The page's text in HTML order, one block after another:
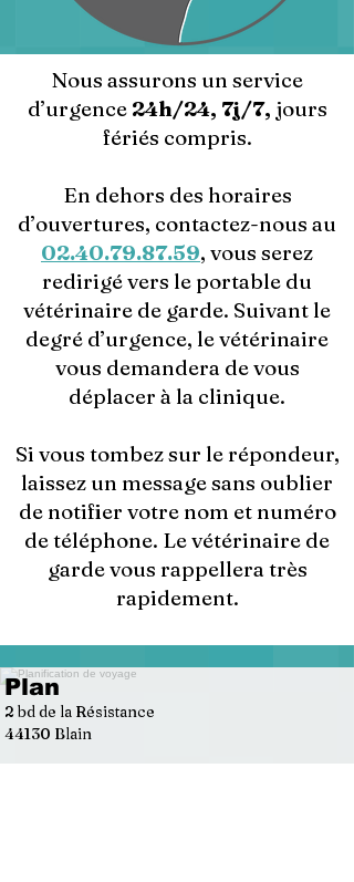
Nous assurons un service
d’urgence 24h/24, 7j/7, jours
fériés compris.
En dehors des horaires
d’ouvertures, contactez-nous au
02.40.79.87.59, vous serez
redirigé vers le portable du
vétérinaire de garde. Suivant le
degré d’urgence, le vétérinaire
vous demandera de vous
déplacer à la clinique.
Si vous tombez sur le répondeur,
laissez un message sans oublier
de notifier votre nom et numéro
de téléphone. Le vétérinaire de
garde vous rappellera très
rapidement.
Plan
2 bd de la Résistance
44130 Blain